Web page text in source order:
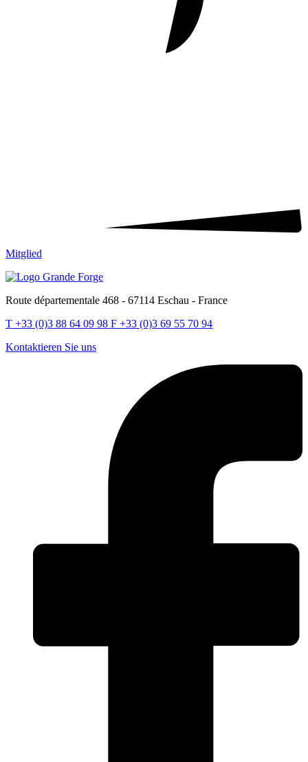
Mitglied
Route départementale 468 - 67114 Eschau - France
T +33 (0)3 88 64 09 98 F +33 (0)3 69 55 70 94
Kontaktieren Sie uns